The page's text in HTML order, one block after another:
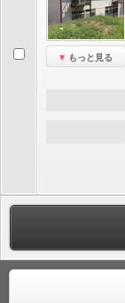
もっと見る